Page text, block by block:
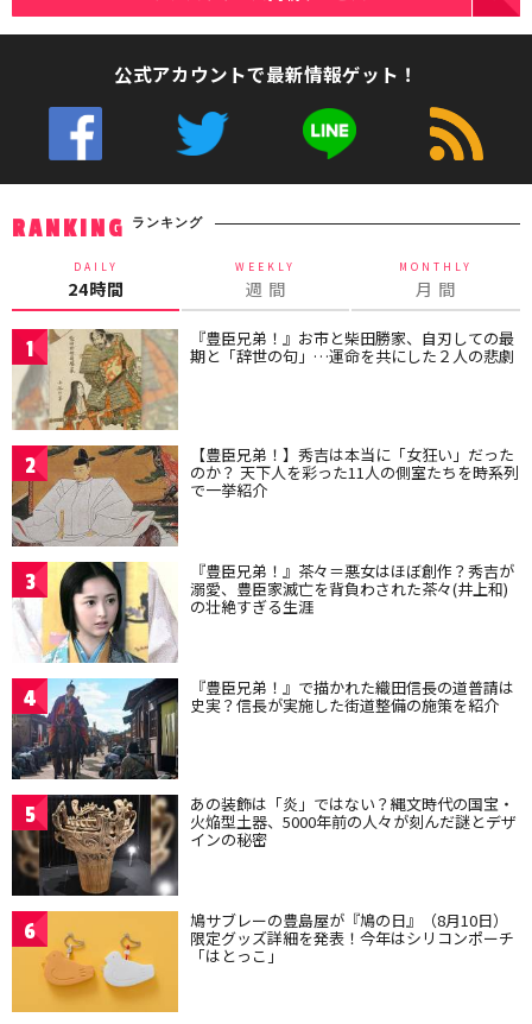
公式アカウントで最新情報ゲット！
RANKING ランキング
DAILY
24時間
WEEKLY
週 間
MONTHLY
月 間
1 『豊臣兄弟！』お市と柴田勝家、自刃しての最
期と「辞世の句」…運命を共にした２人の悲劇
2 【豊臣兄弟！】秀吉は本当に「女狂い」だった
のか？ 天下人を彩った11人の側室たちを時系列
で一挙紹介
3 『豊臣兄弟！』茶々＝悪女はほぼ創作？秀吉が
溺愛、豊臣家滅亡を背負わされた茶々(井上和)
の壮絶すぎる生涯
4 『豊臣兄弟！』で描かれた織田信長の道普請は
史実？信長が実施した街道整備の施策を紹介
5 あの装飾は「炎」ではない？縄文時代の国宝・
火焔型土器、5000年前の人々が刻んだ謎とデザ
インの秘密
6 鳩サブレーの豊島屋が『鳩の日』（8月10日）
限定グッズ詳細を発表！今年はシリコンポーチ
「はとっこ」